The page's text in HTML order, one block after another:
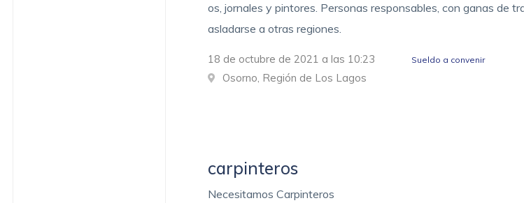
os, jornales y pintores. Personas responsables, con ganas de
asladarse a otras regiones.
18 de octubre de 2021 a las 10:23 Sueldo a convenir
Osorno, Región de Los Lagos
carpinteros
Necesitamos Carpinteros